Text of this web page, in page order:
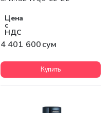
Цена
с
НДС
4 401 600 сум
Купить